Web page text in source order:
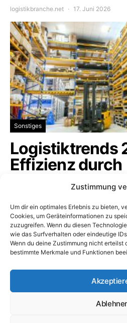
Zustimmung
Um dir ein optimales Erlebnis zu bieten,
Cookies, um Geräteinformationen zu
zuzugreifen. Wenn du diesen
wie das Surfverhalten oder eindeutige
Wenn du deine Zustimmung nicht erteilst
bestimmte Merkmale und Funktionen
logistikbranche.net 17. Juni 2026
Sonstiges
Logistiktrends
Effizienz durch
Digitalisierung
Die Logistikbranche befindet
tiefgreifenden Wandel, der
logistikbranche.net 16. Januar 2026